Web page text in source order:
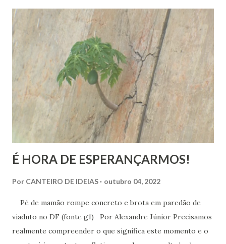
ao livreiro Maurice Lachâtre - por ordem do bispo de
Barcelona, D. Antonio Parlau y Termens, que assim
sentenciou: “A Igreja católica é universal, e os livros, sendo
contrários à fé católica, o governo não pode consentir que
eles vão perverter a moral e a religião de outr...
É HORA DE ESPERANÇARMOS!
Por CANTEIRO DE IDEIAS outubro 04, 2022
Pé de mamão rompe concreto e brota em paredão de
viaduto no DF (fonte g1) Por Alexandre Júnior Precisamos
realmente compreender o que significa este momento e o